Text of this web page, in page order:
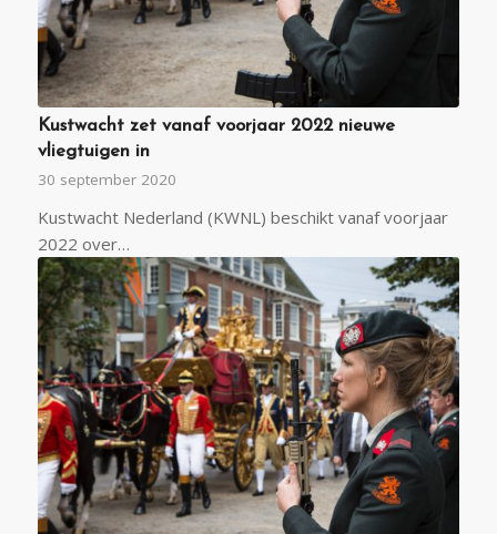
Kustwacht zet vanaf voorjaar 2022 nieuwe
vliegtuigen in
30 september 2020
Kustwacht Nederland (KWNL) beschikt vanaf voorjaar
2022 over…